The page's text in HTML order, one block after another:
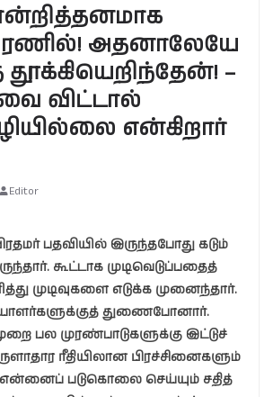
ரணில்! அதனாலேயே
–
விட்டால்
என்கிறார்
Editor
பதவியில் இருந்தபோது கடும்
கூட்டாக முடிவெடுப்பதைத்
முடிவுகளை எடுக்க முனைந்தார்.
துணைபோனார்.
பல முரண்பாடுகளுக்கு இட்டுச்
ரீதியிலான பிரச்சினைகளும்
படுகொலை செய்யும் சதித்